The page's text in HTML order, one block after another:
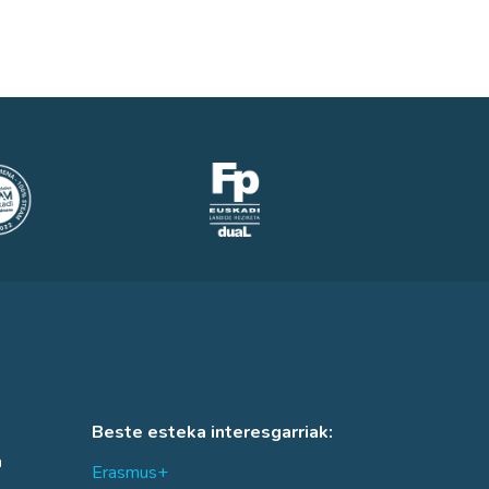
Beste esteka interesgarriak:
Erasmus+